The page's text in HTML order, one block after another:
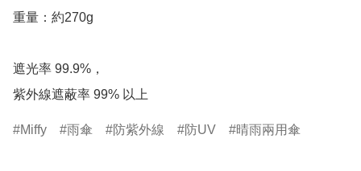
重量：約270g
遮光率 99.9%，
Miffy 雨傘 防紫外線 防UV 晴雨兩用傘